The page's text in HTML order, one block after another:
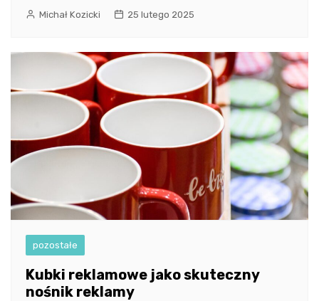
Michał Kozicki 25 lutego 2025
pozostałe
Kubki reklamowe jako skuteczny
nośnik reklamy